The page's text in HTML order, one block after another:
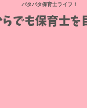
バタバタ保育士ライフ！